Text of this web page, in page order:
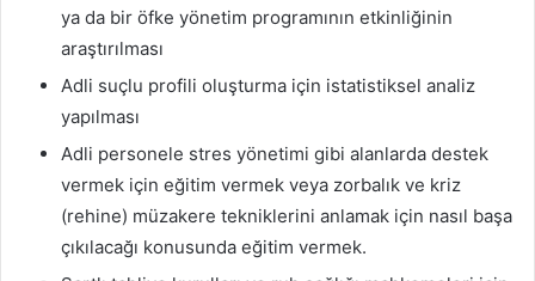
ya da bir öfke yönetim programının etkinliğinin
araştırılması
Adli suçlu profili oluşturma için istatistiksel analiz
yapılması
Adli personele stres yönetimi gibi alanlarda destek
vermek için eğitim vermek veya zorbalık ve kriz
(rehine) müzakere tekniklerini anlamak için nasıl başa
çıkılacağı konusunda eğitim vermek.